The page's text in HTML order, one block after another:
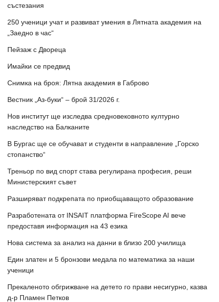
състезания
250 ученици учат и развиват умения в Лятната академия на
„Заедно в час“
Пейзаж с Двореца
Имайки се предвид
Снимка на броя: Лятна академия в Габрово
Вестник „Аз-буки“ – брой 31/2026 г.
Нов институт ще изследва средновековното културно
наследство на Балканите
В Бургас ще се обучават и студенти в направление „Горско
стопанство“
Треньор по вид спорт става регулирана професия, реши
Министерският съвет
Разширяват подкрепата по приобщаващото образование
Разработената от INSAIT платформа FireScope AI вече
предоставя информация на 43 езика
Нова система за анализ на данни в близо 200 училища
Един златен и 5 бронзови медала по математика за наши
ученици
Прекаленото обгрижване на детето го прави несигурно, казва
д-р Пламен Петков